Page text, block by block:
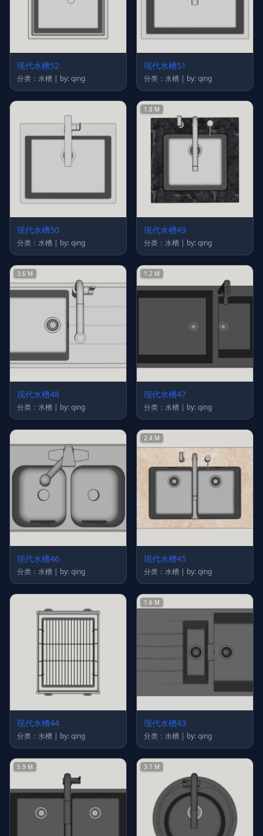
现代水槽52
分类：水槽 | by: qing
现代水槽51
分类：水槽 | by: qing
现代水槽50
分类：水槽 | by: qing
1.8 M
现代水槽49
分类：水槽 | by: qing
3.6 M
现代水槽48
分类：水槽 | by: qing
1.2 M
现代水槽47
分类：水槽 | by: qing
现代水槽46
分类：水槽 | by: qing
2.4 M
现代水槽45
分类：水槽 | by: qing
现代水槽44
分类：水槽 | by: qing
1.6 M
现代水槽43
分类：水槽 | by: qing
5.9 M 3.1 M